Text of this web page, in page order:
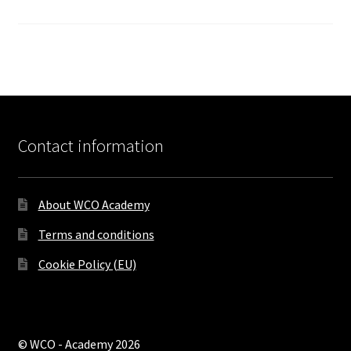
Contact information
About WCO Academy
Terms and conditions
Cookie Policy (EU)
© WCO - Academy 2026